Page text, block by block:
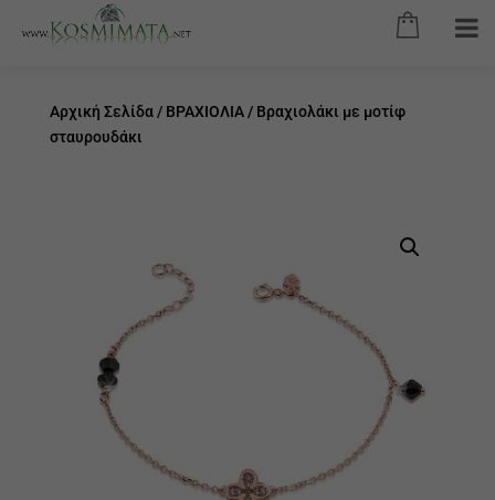
Αρχική Σελίδα/ ΒΡΑΧΙΟΛΙΑ/ Βραχιολάκι με μοτίφ
σταυρουδάκι